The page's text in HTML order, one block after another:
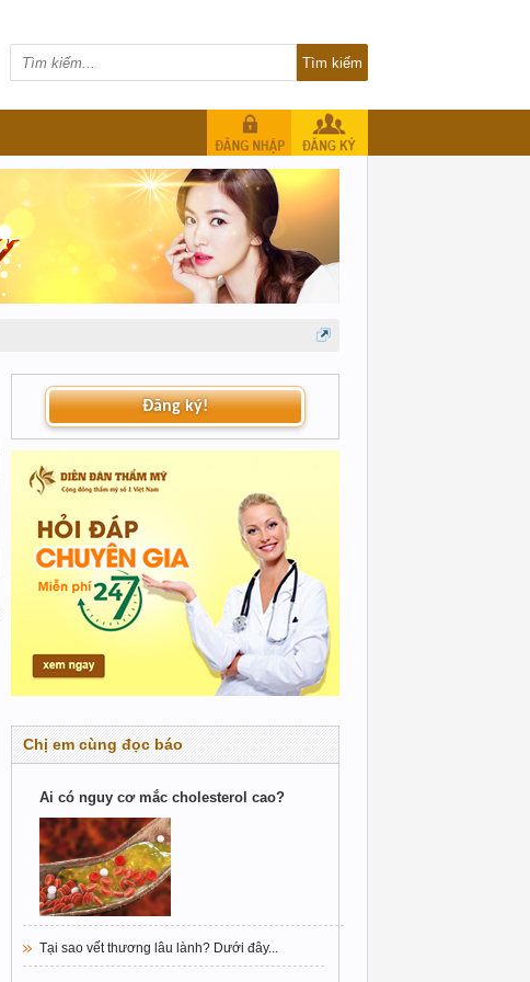
Đăng ký!
Chị em cùng đọc báo
Ai có nguy cơ mắc cholesterol cao?
Tại sao vết thương lâu lành? Dưới đây...